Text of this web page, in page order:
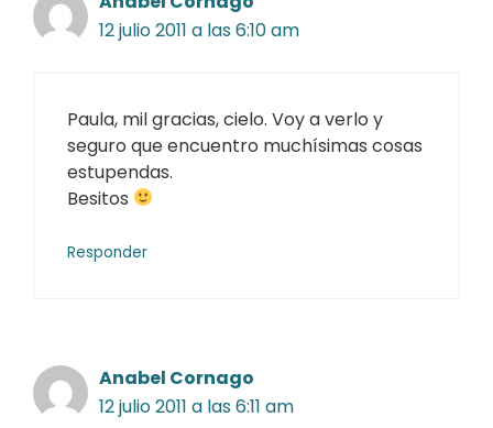
12 julio 2011 a las 6:10 am
Paula, mil gracias, cielo. Voy a verlo y
seguro que encuentro muchísimas cosas
estupendas.
Besitos
Responder
Anabel Cornago
12 julio 2011 a las 6:11 am